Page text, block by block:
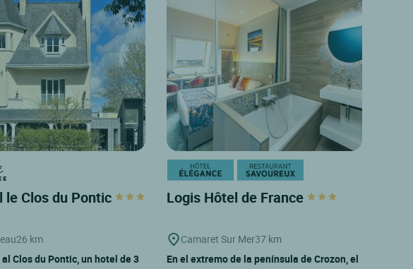
le Clos du Pontic
26 km
Clos du Pontic, un hotel de 3
Logis Hôtel de France
Camaret Sur Mer37 km
En el extremo de la península de Crozon, el